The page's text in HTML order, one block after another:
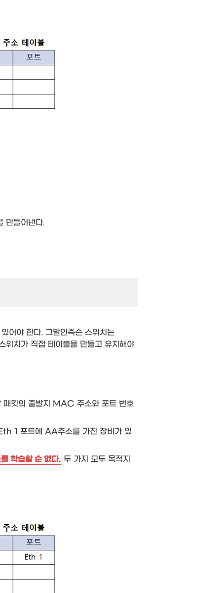
만들어낸다.
어야 한다. 그말인즉슨 스위치는
치가 직접 테이블을 만들고 유지해야
패킷의 출발지 MAC 주소와 포트 번호
1 포트에 AA주소를 가진 장비가 있
학습할 순 없다. 두 가지 모두 목적지